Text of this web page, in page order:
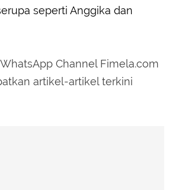
seperti Anggika dan
Channel Fimela.com
artikel-artikel terkini